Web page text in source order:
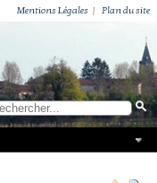
Mentions Légales | Plan du site